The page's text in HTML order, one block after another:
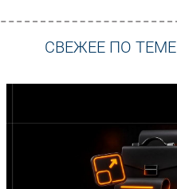
СВЕЖЕЕ ПО ТЕМЕ